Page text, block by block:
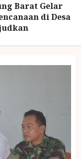
Barat Gelar
di Desa